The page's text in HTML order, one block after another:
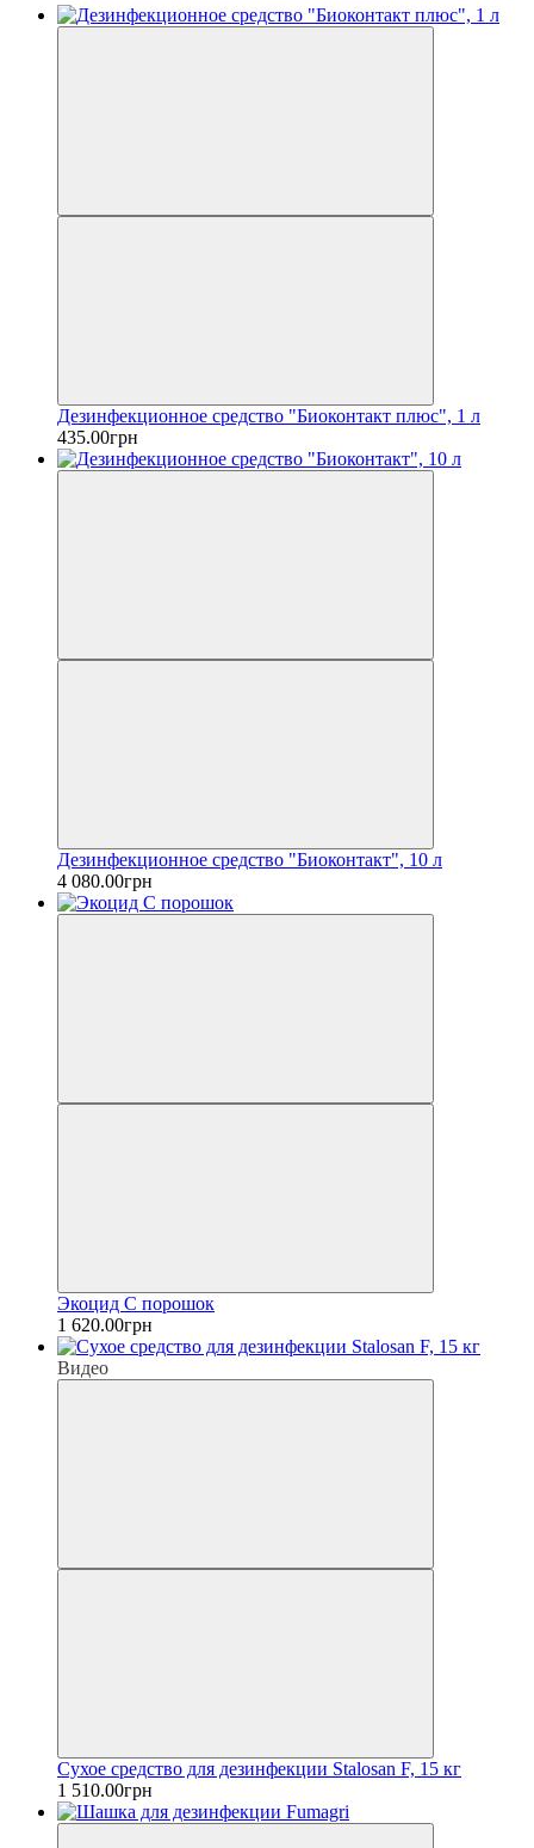
Дезинфекционное средство "Биоконтакт плюс", 1 л
435.00грн
Дезинфекционное средство "Биоконтакт", 10 л
4 080.00грн
Экоцид С порошок
1 620.00грн
Видео
Сухое средство для дезинфекции Stalosan F, 15 кг
1 510.00грн